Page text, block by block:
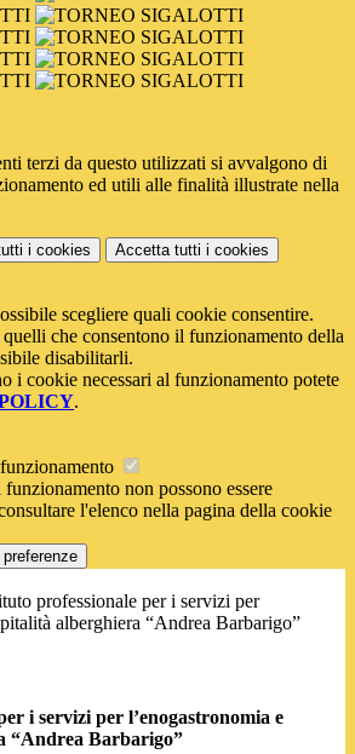
terzi da questo utilizzati si avvalgono di
ed utili alle finalità illustrate nella
i cookies Accetta tutti i cookies
scegliere quali cookie consentire.
che consentono il funzionamento della
disabilitarli.
i cookie necessari al funzionamento potete
.
non possono essere
l'elenco nella pagina della cookie
professionale per i servizi per
alberghiera “Andrea Barbarigo”
i servizi per l’enogastronomia e
“Andrea Barbarigo”